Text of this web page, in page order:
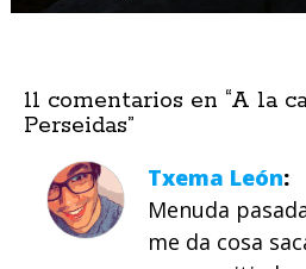
11 comentarios en “A la
Perseidas”
Txema León
Menuda
me da cosa